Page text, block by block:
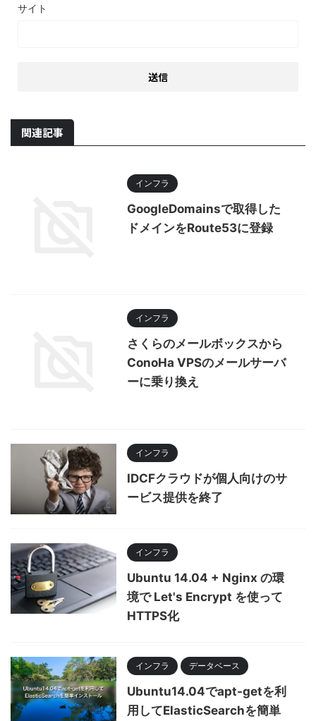
サイト
関連記事
インフラ
GoogleDomainsで取得した
ドメインをRoute53に登録
インフラ
さくらのメールボックスから
ConoHa VPSのメールサーバ
ーに乗り換え
インフラ
IDCFクラウドが個人向けのサ
ービス提供を終了
インフラ
Ubuntu 14.04 + Nginx の環
境で Let's Encrypt を使って
HTTPS化
インフラ データベース
Ubuntu14.04でapt-getを利
用してElasticSearchを簡単